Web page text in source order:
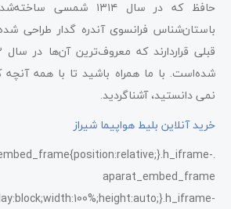
حافظ که در سال ۱۳۱۴
باستان‌شناس فرانسوی آندره گدار طراحی
شده‌است. با ما همراه باشید تا با همه آنچه
نمی دانستید، آشناگردید.
خرید آنلاین بلیط هواپیما شیراز
aparat_embed_frame